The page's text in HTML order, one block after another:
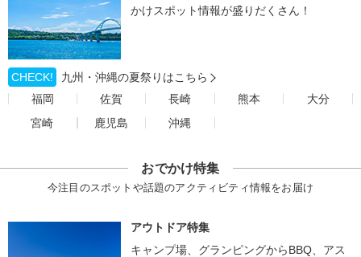
かけスポット情報が盛りだくさん！
CHECK!
九州・沖縄の夏祭りはこちら
福岡
佐賀 長崎 熊本
大分
宮崎
鹿児島 沖縄
おでかけ特集
今注目のスポットや話題のアクティビティ情報をお届け
アウトドア特集
キャンプ場、グランピングからBBQ、アス